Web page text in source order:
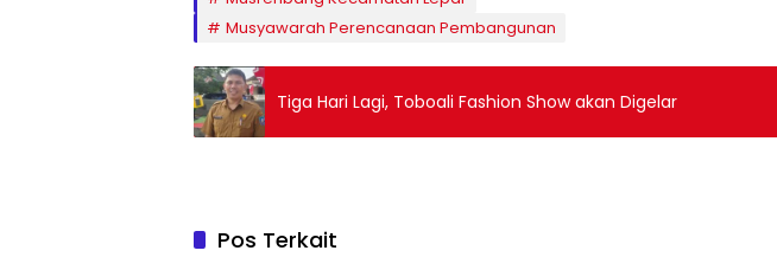
Musyawarah Perencanaan Pembangunan
Tiga Hari Lagi, Toboali Fashion Show akan Digelar
Pos Terkait